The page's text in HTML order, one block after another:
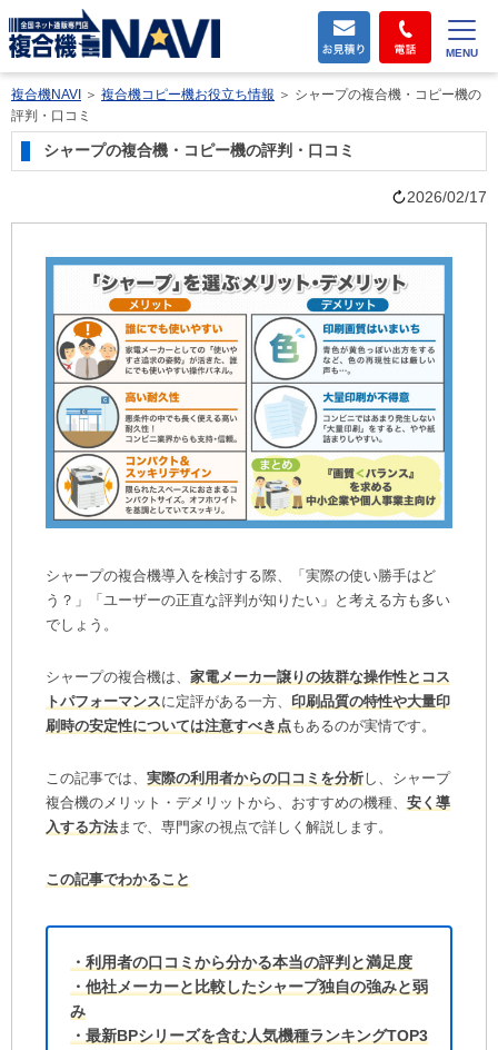
MENU
複合機NAVI ＞ 複合機コピー機お役立ち情報 ＞ シャープの複合機・コピー機の
評判・口コミ
シャープの複合機・コピー機の評判・口コミ
2026/02/17
シャープの複合機導入を検討する際、「実際の使い勝手はど
う？」「ユーザーの正直な評判が知りたい」と考える方も多い
でしょう。
シャープの複合機は、 家電メーカー譲りの抜群な操作性とコス
トパフォーマンスに定評がある一方、 印刷品質の特性や大量印
刷時の安定性については注意すべき点もあるのが実情です。
この記事では、 実際の利用者からの口コミを分析し、シャープ
複合機のメリット・デメリットから、おすすめの機種、 安く導
入する方法まで、専門家の視点で詳しく解説します。
この記事でわかること
・利用者の口コミから分かる本当の評判と満足度
・他社メーカーと比較したシャープ独自の強みと弱
み
・最新BPシリーズを含む人気機種ランキングTOP3